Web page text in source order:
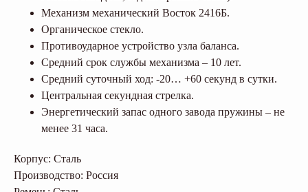
Механизм механический Восток 2416Б.
Органическое стекло.
Противоударное устройство узла баланса.
Средний срок службы механизма – 10 лет.
Средний суточный ход: -20… +60 секунд в сутки.
Центральная секундная стрелка.
Энергетический запас одного завода пружины – не
менее 31 часа.
Корпус: Сталь
Производство: Россия